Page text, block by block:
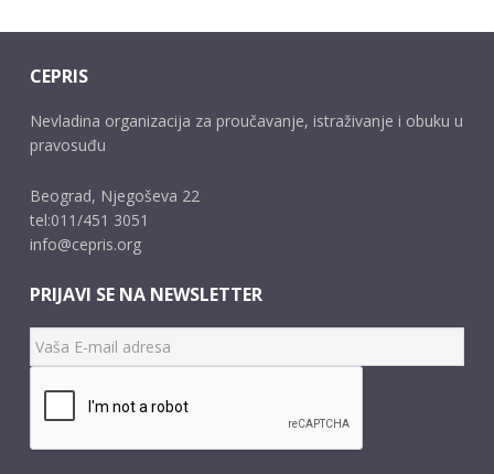
CEPRIS
Nevladina organizacija za proučavanje, istraživanje i obuku u
pravosuđu
Beograd, Njegoševa 22
tel:011/451 3051
info@cepris.org
PRIJAVI SE NA NEWSLETTER